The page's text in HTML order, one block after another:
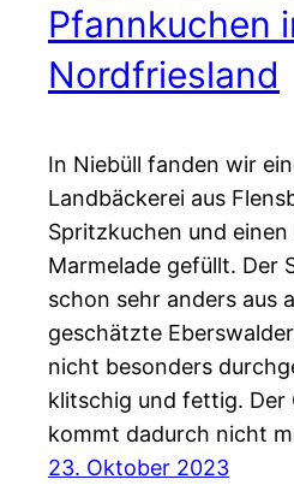
Pfannkuchen
Nordfriesland
In Niebüll fanden wir
Landbäckerei aus
Spritzkuchen und
Marmelade gefüllt. Der
schon sehr anders aus
geschätzte
nicht besonders
klitschig und fettig. Der
kommt dadurch nicht
23. Oktober 2023